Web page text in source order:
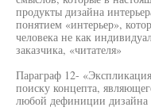
продукты дизайна
понятием «интерьер»,
человека не как
заказчика, «читателя»
Параграф 12-
поиску концепта,
любой дефиниции дизайна